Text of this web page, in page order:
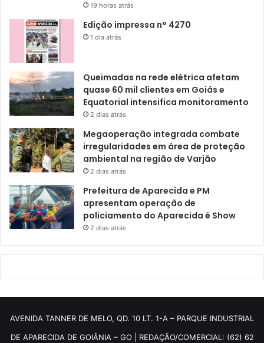
19 horas atrás
Edição impressa n° 4270
1 dia atrás
Queimadas na rede elétrica afetam
quase 60 mil clientes em Goiás e
Equatorial intensifica monitoramento
2 dias atrás
Megaoperação integrada combate
irregularidades em área de proteção
ambiental na região de Varjão
2 dias atrás
Prefeitura de Aparecida e PM
apresentam operação de
policiamento do Aparecida é Show
2 dias atrás
AVENIDA TANNER DE MELO, QD. 10 LT. 1-A – PARQUE INDUSTRIAL
DE APARECIDA DE GOIÂNIA – GO | REDAÇÃO/COMERCIAL: (62) 62